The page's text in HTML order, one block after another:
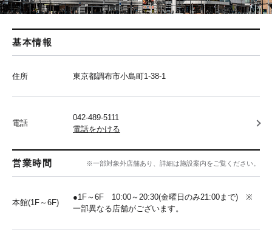
基本情報
住所 東京都調布市小島町1-38-1
電話
042-489-5111
電話をかける
営業時間 ※一部対象外店舗あり、詳細は施設案内をご覧ください。
本館(1F～6F)
●1F～6F 10:00～20:30(金曜日のみ21:00まで) ※
一部異なる店舗がございます。